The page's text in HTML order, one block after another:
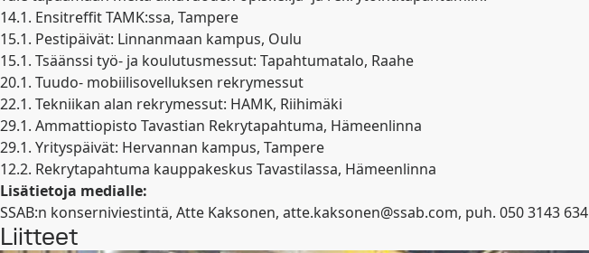
14.1. Ensitreffit TAMK:ssa, Tampere
15.1. Pestipäivät: Linnanmaan kampus, Oulu
15.1. Tsäänssi työ- ja koulutusmessut: Tapahtumatalo, Raahe
20.1. Tuudo- mobiilisovelluksen rekrymessut
22.1. Tekniikan alan rekrymessut: HAMK, Riihimäki
29.1. Ammattiopisto Tavastian Rekrytapahtuma, Hämeenlinna
29.1. Yrityspäivät: Hervannan kampus, Tampere
12.2. Rekrytapahtuma kauppakeskus Tavastilassa, Hämeenlinna
Lisätietoja medialle:
SSAB:n konserniviestintä, Atte Kaksonen, atte.kaksonen@ssab.com, puh. 050 3143 634
Liitteet